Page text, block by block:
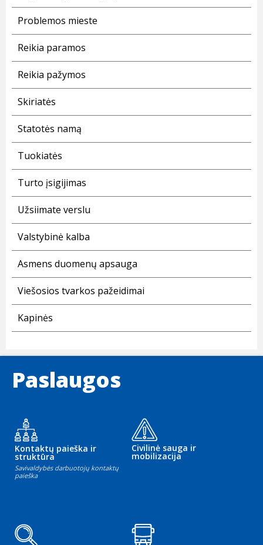
Problemos mieste
Reikia paramos
Reikia pažymos
Skiriatės
Statotės namą
Tuokiatės
Turto įsigijimas
Užsiimate verslu
Valstybinė kalba
Asmens duomenų apsauga
Viešosios tvarkos pažeidimai
Kapinės
Paslaugos
Kontaktų paieška ir
struktūra
Savivaldybės darbuotojų kontaktų
paieška
Civilinė sauga ir
mobilizacija